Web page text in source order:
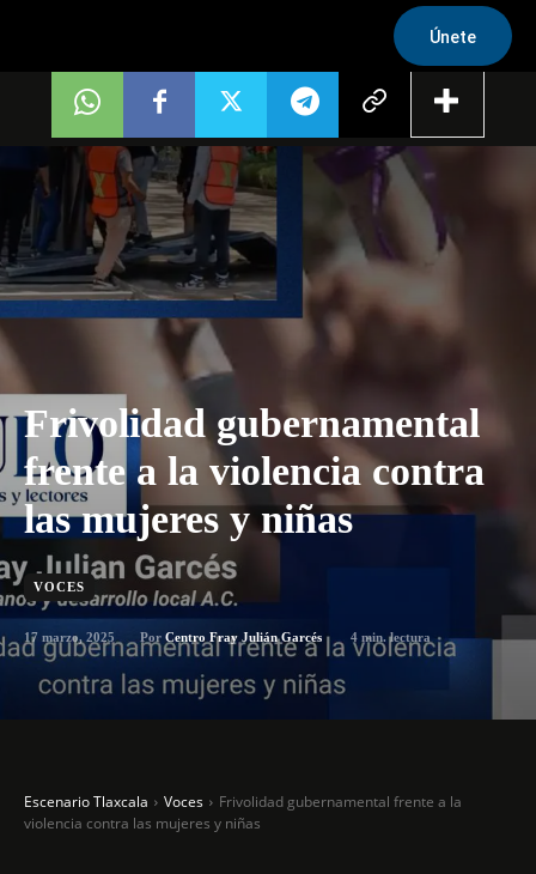
Únete
Frivolidad gubernamental
frente a la violencia contra
las mujeres y niñas
VOCES
17 marzo, 2025 Por Centro Fray Julián Garcés 4 min. lectura
Escenario Tlaxcala Voces
Frivolidad gubernamental frente a la
violencia contra las mujeres y niñas